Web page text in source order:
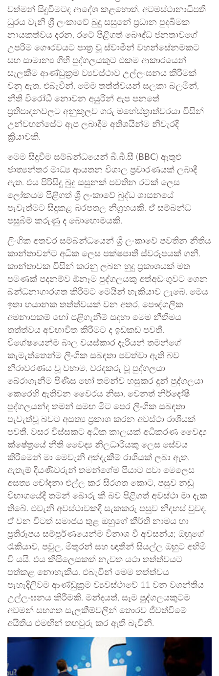
වත්මන් සිදුවීමටද ආදේශ කළහොත්, අටමස්ථානාධිපති
ධුරය වැනි ශ්‍රී ලංකාවේ බුදු සසුනේ ප්‍රධාන පුදබිමක
නායකත්වය දරන, රටේ පිළිගත් බෞද්ධ ජනතාවගේ
උපරිම ගෞරවයට පාත්‍ර වූ ස්වාමීන් වහන්සේනමකට
සහ සාමාන්‍ය ගිහි පුද්ගලයකුට එකම ආකාරයෙන්
සැලකීම ආණ්ඩුක්‍රම ව්‍යවස්ථාව උල්ලංඝනය කිරීමක්
වනු ඇත. එබැවින්, මෙම තත්ත්වයන් සලකා බලමින්,
නීති විරෝධී නොවන අයුරින් ඇප පනතේ
ප්‍රතිපාදනවලට අනුකූලව ගරු මහේස්ත්‍රාත්වරයා විසින්
උන්වහන්සේට ඇප ලබාදීම අතිශයින්ම නිවැරදි
ක්‍රියාවකි.
මෙම සිදුවීම සම්බන්ධයෙන් බී.බී.සී ( BBC) ඇතුළු
ජාත්‍යන්තර මාධ්‍ය ආයතන විශාල ප්‍රචාරණයක් ලබාදී
ඇත. එය පිරිසිදු බුදු සසුනක් පවතින රටක් ලෙස
ලෝකයම පිළිගත් ශ්‍රී ලංකාවේ බුද්ධ ශාසනයේ
පැවැත්මට සිදුකළ බරපතල නිග්‍රහයකි. ඒ සම්බන්ධ
පසුබිම් කරුණු ද බොහොමයකි.
ලිංගික අතවර සම්බන්ධයෙන් ශ්‍රී ලංකාවේ පවතින නීතිය
කාන්තාවන්ට අධික ලෙස පක්ෂපාතී ස්වරූපයක් ගනී.
කාන්තාවක විසින් කරනු ලබන හුදු ප්‍රකාශයක් මත
පමණක් පදනම්ව ඕනෑම පුද්ගලයකු අත්අඩංගුවට ගෙන
බන්ධනාගාරගත කිරීමට මෙයින් හැකියාව ලැබේ. මෙය
ඉතා භයානක තත්ත්වයක් වන අතර, පෞද්ගලික
අමනාපකම් හෝ පළිගැනීම් සඳහා මෙම නීතිමය
තත්ත්වය අවභාවිත කිරීමට ද ඉඩකඩ පවතී.
විශේෂයෙන්ම බාල වයස්කාර දැරියන් තමන්ගේ
කැමැත්තෙන්ම ලිංගික සබඳතා පවත්වා ඇති බව
නිරාවරණය වූ වහාම, වරදකරු වූ පුද්ගලයා
බේරාගැනීම පිණිස හෝ තමන්ව හසුකර දුන් පුද්ගලයා
කෙරෙහි ඇතිවන වෛරය නිසා, වෙනත් නිර්දෝෂී
පුද්ගලයන්ද තමන් සමඟ මීට පෙර ලිංගික සබඳතා
පැවැත්වූ බවට අසත්‍ය ප්‍රකාශ කරන අවස්ථා රාශියක්
පවතී. වසර විස්සකට අධික කාලයක් අධිකරණ වෛද්‍ය
ක්ෂේත්‍රයේ නීති වෛද්‍ය නිලධාරියකු ලෙස සේවය
කිරීමෙන් මා මෙවැනි අත්දැකීම් රාශියක් ලබා ඇත.
ඇතැම් දියණිවරුන් තමන්ගේම පියාට පවා මෙලෙස
අසත්‍ය චෝදනා එල්ල කර සිරගත කොට, පසුව නඩු
විභාගයේදී තමන් බොරු කී බව පිළිගත් අවස්ථා මා දැක
තිබේ. එවැනි අවස්ථාවකදී සැකකරු පසුව නිදහස් වුවද,
ඒ වන විටත් සමාජය තුළ ඔහුගේ කීර්ති නාමය හා
ප්‍රතිරූපය සම්පූර්ණයෙන්ම විනාශ වී අවසන්ය; ඔහුගේ
රැකියාව, පවුල, මිතුරන් සහ ඥාතීන් සියල්ල ඔහුට අහිමි
වී යයි. එය කිසිලෙසකත් නැවත යථා තත්ත්වයට
පත්කළ නොහැකිය. එබැවින් මෙම තත්ත්වය
පැහැදිලිවම ආණ්ඩුක්‍රම ව්‍යවස්ථාවේ 11 වන වගන්තිය
උල්ලංඝනය කිරීමකි. මන්දයත්, සෑම පුද්ගලයකුටම
අවමන් සහගත සැලකීම්වලින් තොරව ජීවත්වීමේ
අයිතිය එමඟින් තහවුරු කර ඇති බැවිනි.